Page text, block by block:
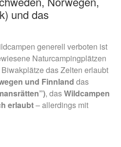
und das
generell verboten ist
Naturcampingplätzen
das Zelten erlaubt
und Finnland das
, dasWildcampen
erlaubt– allerdings mit